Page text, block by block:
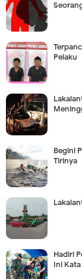
Pelaku
Begini
Tirinya
Hadiri
Ini